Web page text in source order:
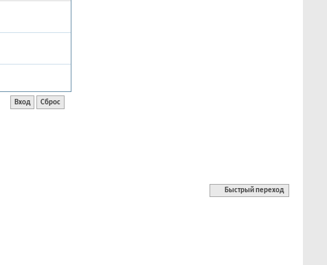
Быстрый переход